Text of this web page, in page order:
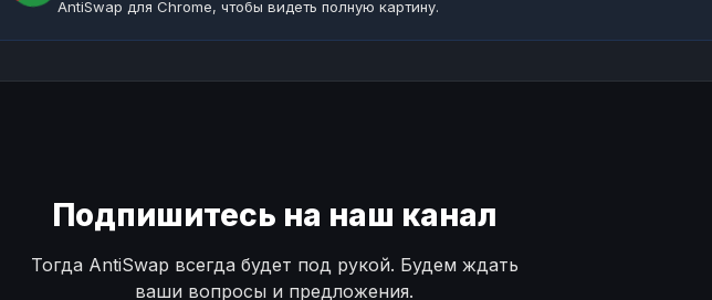
AntiSwap для Chrome, чтобы видеть полную картину.
Подпишитесь на наш канал
Тогда AntiSwap всегда будет под рукой. Будем ждать
ваши вопросы и предложения.